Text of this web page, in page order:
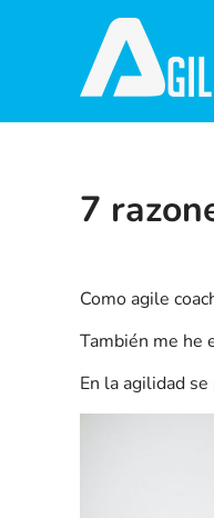
7
Como agile
También me he
En la agilidad